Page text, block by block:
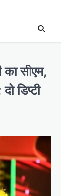
का सीएम,
डिप्टी